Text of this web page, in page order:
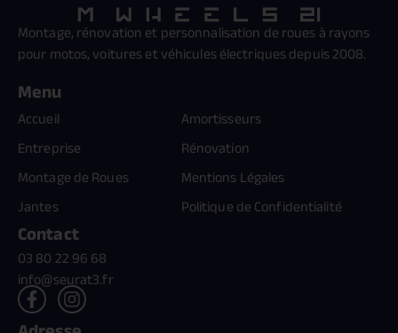
Montage, rénovation et personnalisation de roues à rayons
pour motos, voitures et véhicules électriques depuis 2008.
Menu
Accueil
Entreprise
Montage de Roues
Jantes
Amortisseurs
Rénovation
Mentions Légales
Politique de Confidentialité
Contact
03 80 22 96 68
info@seurat3.fr